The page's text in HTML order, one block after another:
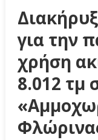
για την
χρήση
8.012 τμ